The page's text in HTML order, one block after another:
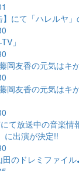
にて「ハレルヤ
」
岡友香の元気はキ
岡友香の元気はキ
て放送中の音楽情
に出演が決定!!
田のドレミファイ